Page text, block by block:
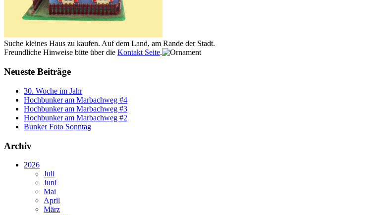
Suche kleines Haus zu kaufen. Auf dem Land, am Rande der Stadt.
Freundliche Hinweise bitte über die Kontakt Seite.
Neueste Beiträge
30. Woche im Jahr
Hochbunker am Marbachweg #4
Hochbunker am Marbachweg #3
Hochbunker am Marbachweg #2
Bunker Foto Sonntag
Archiv
2026
Juli
Juni
Mai
April
März